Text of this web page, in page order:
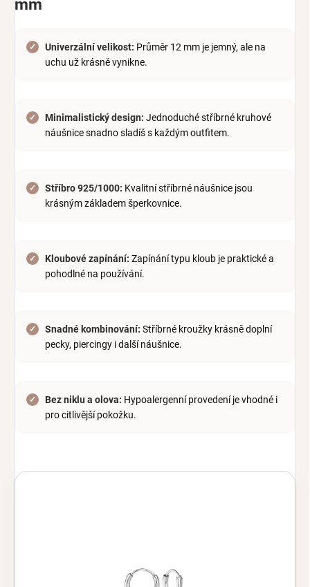
mm
Univerzální velikost: Průměr 12 mm je jemný, ale na
uchu už krásně vynikne.
Minimalistický design: Jednoduché stříbrné kruhové
náušnice snadno sladíš s každým outfitem.
Stříbro 925/1000: Kvalitní stříbrné náušnice jsou
krásným základem šperkovnice.
Kloubové zapínání: Zapínání typu kloub je praktické a
pohodlné na používání.
Snadné kombinování: Stříbrné kroužky krásně doplní
pecky, piercingy i další náušnice.
Bez niklu a olova: Hypoalergenní provedení je vhodné i
pro citlivější pokožku.